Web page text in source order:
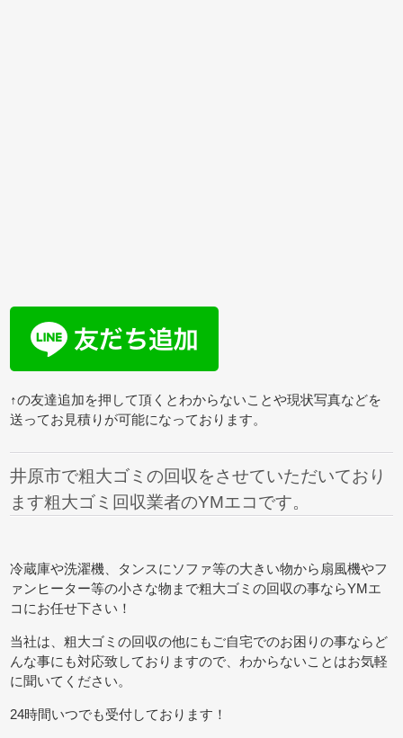
↑の友達追加を押して頂くとわからないことや現状写真などを
送ってお見積りが可能になっております。
井原市で粗大ゴミの回収をさせていただいており
ます粗大ゴミ回収業者のYMエコです。
冷蔵庫や洗濯機、タンスにソファ等の大きい物から扇風機やフ
ァンヒーター等の小さな物まで粗大ゴミの回収の事ならYMエ
コにお任せ下さい！
当社は、粗大ゴミの回収の他にもご自宅でのお困りの事ならど
んな事にも対応致しておりますので、わからないことはお気軽
に聞いてください。
24時間いつでも受付しております！